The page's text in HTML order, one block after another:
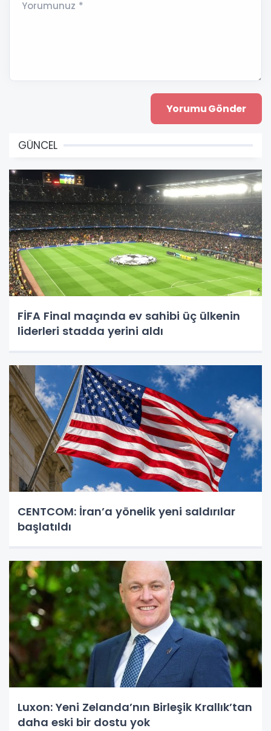
Yorumunuz *
GÜNCEL
FİFA Final maçında ev sahibi üç ülkenin
liderleri stadda yerini aldı
CENTCOM: İran’a yönelik yeni saldırılar
başlatıldı
Luxon: Yeni Zelanda’nın Birleşik Krallık’tan
daha eski bir dostu yok